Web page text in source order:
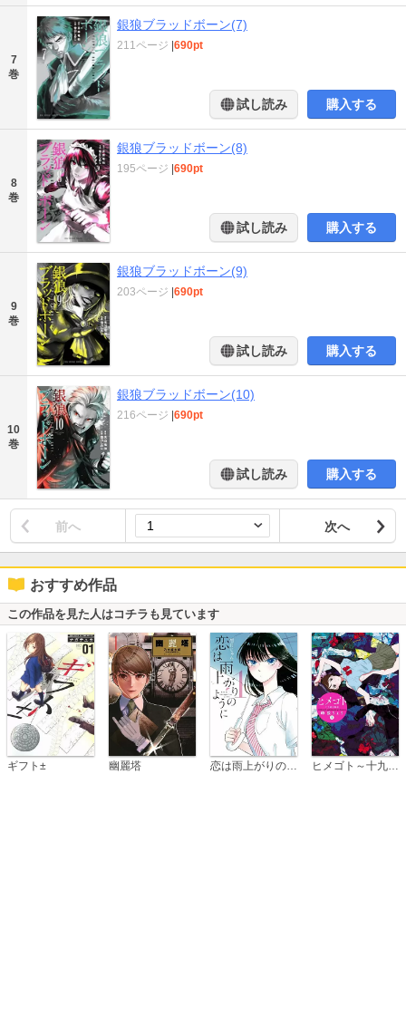
7
巻
銀狼ブラッドボーン(7)
211ページ 690pt
試し読み 購入する
8
巻
銀狼ブラッドボーン(8)
195ページ 690pt
試し読み 購入する
9
巻
銀狼ブラッドボーン(9)
203ページ 690pt
試し読み 購入する
10
巻
銀狼ブラッドボーン(10)
216ページ 690pt
試し読み 購入する
前へ 次へ
おすすめ作品
この作品を見た人はコチラも見ています
ギフト± 幽麗塔 恋は雨上がりのように ヒメゴト～十九歳の制服～